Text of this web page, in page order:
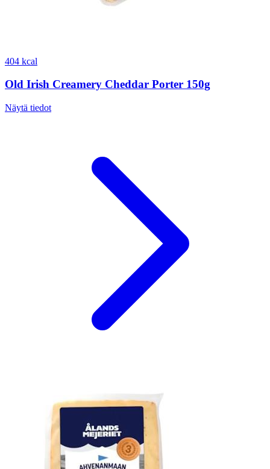
404 kcal
Old Irish Creamery Cheddar Porter 150g
Näytä tiedot